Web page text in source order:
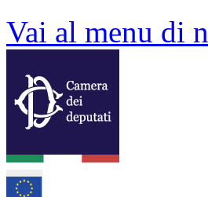
Vai al menu di